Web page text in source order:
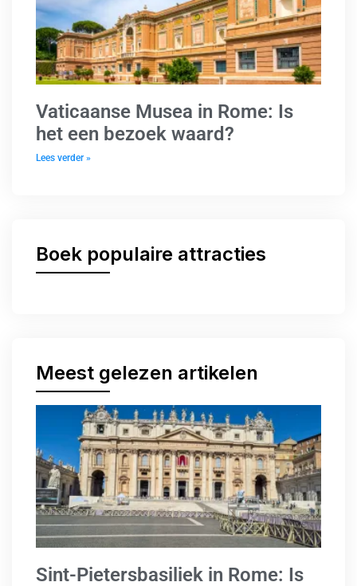
Vaticaanse Musea in Rome: Is
het een bezoek waard?
Lees verder »
Boek populaire attracties
Meest gelezen artikelen
Sint-Pietersbasiliek in Rome: Is